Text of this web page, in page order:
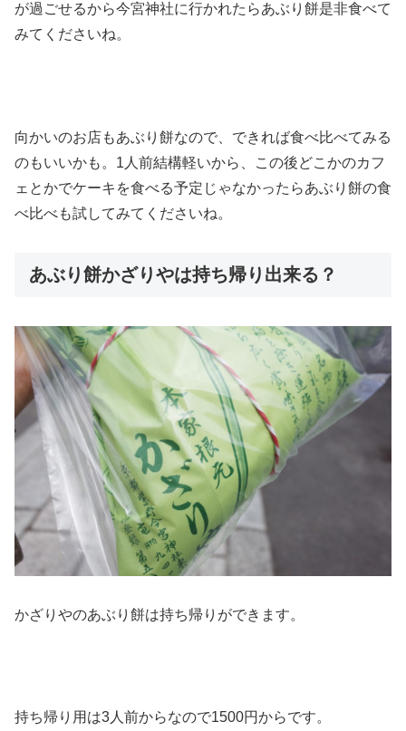
が過ごせるから今宮神社に行かれたらあぶり餅是非食べて
みてくださいね。
向かいのお店もあぶり餅なので、できれば食べ比べてみる
のもいいかも。1人前結構軽いから、この後どこかのカフ
ェとかでケーキを食べる予定じゃなかったらあぶり餅の食
べ比べも試してみてくださいね。
あぶり餅かざりやは持ち帰り出来る？
かざりやのあぶり餅は持ち帰りができます。
持ち帰り用は3人前からなので1500円からです。